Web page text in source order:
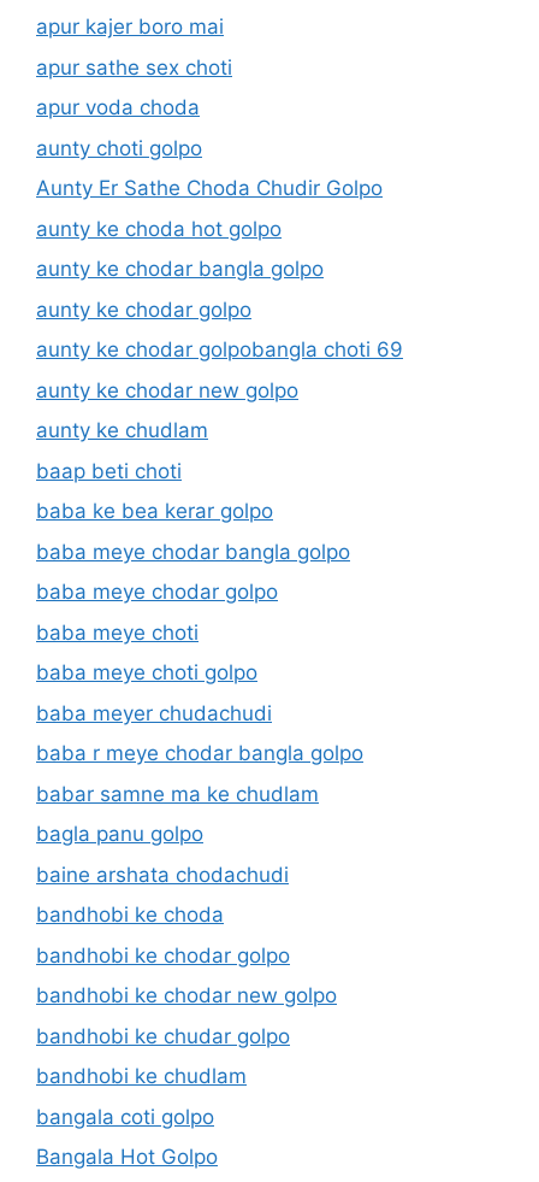
apur kajer boro mai
apur sathe sex choti
apur voda choda
aunty choti golpo
Aunty Er Sathe Choda Chudir Golpo
aunty ke choda hot golpo
aunty ke chodar bangla golpo
aunty ke chodar golpo
aunty ke chodar golpobangla choti 69
aunty ke chodar new golpo
aunty ke chudlam
baap beti choti
baba ke bea kerar golpo
baba meye chodar bangla golpo
baba meye chodar golpo
baba meye choti
baba meye choti golpo
baba meyer chudachudi
baba r meye chodar bangla golpo
babar samne ma ke chudlam
bagla panu golpo
baine arshata chodachudi
bandhobi ke choda
bandhobi ke chodar golpo
bandhobi ke chodar new golpo
bandhobi ke chudar golpo
bandhobi ke chudlam
bangala coti golpo
Bangala Hot Golpo